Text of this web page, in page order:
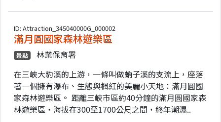
ID: Attraction_345040000G_000002
滿月圓國家森林遊樂區
景點
林業保育署
在三峽大豹溪的上游，一條叫做蚋子溪的支流上，座落
著一個擁有瀑布、生態與楓紅的美麗小天地：滿月圓國
家森林遊樂區。 距離三峽市區約40分鐘的滿月圓國家森
林遊樂區，海拔在300至1700公尺之間，終年潮濕..